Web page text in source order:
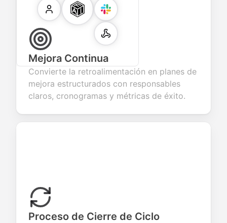
Mejora Continua
Convierte la retroalimentación en planes de
mejora estructurados con responsables
claros, cronogramas y métricas de éxito.
Proceso de Cierre de Ciclo